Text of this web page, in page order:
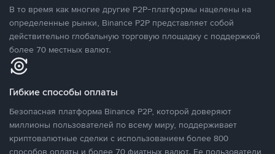
В то время как многие другие P2P-платформы нацелены на
определенные рынки, Binance P2P представляет собой
действительно глобальную торговую площадку с поддержкой
более 70 местных валют.
Гибкие способы оплаты
Безопасная платформа Binance P2P, которой доверяют
миллионы пользователей по всему миру, поддерживает
криптовалютные сделки с использованием более 800
способов оплаты и более 70 фиатных валют. Ее пользователи